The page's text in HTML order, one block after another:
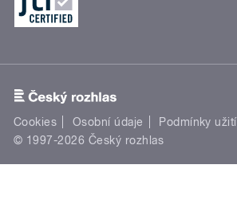
Cookies Osobní údaje Podmínky užití
© 1997-2026 Český rozhlas